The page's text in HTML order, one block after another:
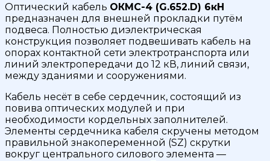
Оптический кабель ОКМС-4 (G.652.D) 6кН
предназначен для внешней прокладки путём
подвеса. Полностью диэлектрическая
конструкция позволяет подвешивать кабель на
опорах контактной сети электротранспорта или
линий электропередачи до 12 кВ, линий связи,
между зданиями и сооружениями.
Кабель несёт в себе cердечник, состоящий из
повива оптических модулей и при
необходимости кордельных заполнителей.
Элементы сердечника кабеля скручены методом
правильной знакопеременной (SZ) скрутки
вокруг центрального силового элемента —